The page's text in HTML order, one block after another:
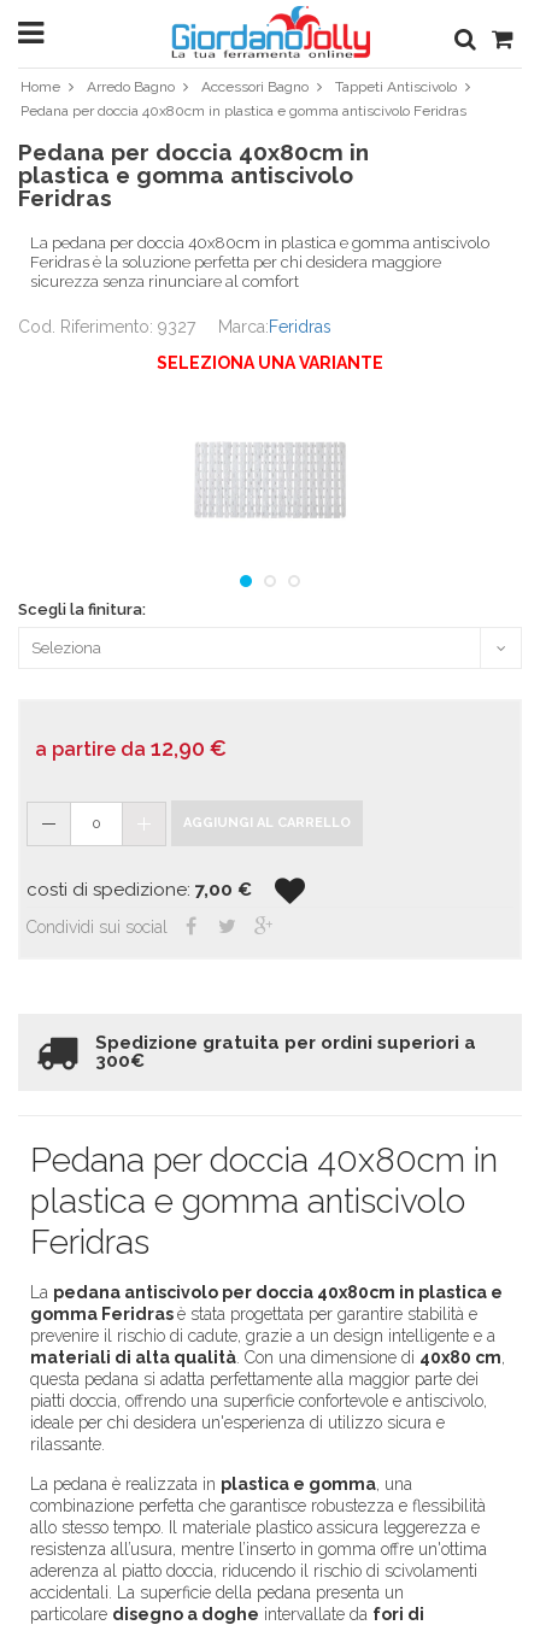
Home Arredo Bagno Accessori Bagno
Tappeti Antiscivolo
Pedana per doccia 40x80cm in plastica e gomma antiscivolo Feridras
Pedana per doccia 40x80cm in
plastica e gomma antiscivolo
Feridras
La pedana per doccia 40x80cm in plastica e gomma antiscivolo
Feridras è la soluzione perfetta per chi desidera maggiore
sicurezza senza rinunciare al comfort
Cod. Riferimento: 9327 Marca:Feridras
SELEZIONA UNA VARIANTE
Scegli la finitura:
a partire da 12,90 €
0 AGGIUNGI AL CARRELLO
costi di spedizione: 7,00 €
Condividi sui social
Spedizione gratuita per ordini superiori a
300€
Pedana per doccia 40x80cm in
plastica e gomma antiscivolo
Feridras
La pedana antiscivolo per doccia 40x80cm in plastica e
gomma Feridrasè stata progettata per garantire stabilità e
prevenire il rischio di cadute, grazie a un design intelligente e a
materiali di alta qualità . Con una dimensione di 40x80 cm,
questa pedana si adatta perfettamente alla maggior parte dei
piatti doccia, offrendo una superficie confortevole e antiscivolo,
ideale per chi desidera un'esperienza di utilizzo sicura e
rilassante.
La pedana è realizzata in plastica e gomma, una
combinazione perfetta che garantisce robustezza e flessibilità
allo stesso tempo. Il materiale plastico assicura leggerezza e
resistenza all’usura, mentre l’inserto in gomma offre un'ottima
aderenza al piatto doccia, riducendo il rischio di scivolamenti
accidentali. La superficie della pedana presenta un
particolare disegno a doghe intervallate da fori di